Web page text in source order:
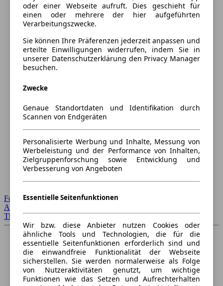
Forum Startseite
Alle Auto-Foren
Themen-Forum
oder einer Webseite aufruft. Dies geschieht für
einen oder mehrere der hier aufgeführten
Verarbeitungszwecke.
Sie können Ihre Präferenzen jederzeit anpassen und
erteilte Einwilligungen widerrufen, indem Sie in
unserer Datenschutzerklärung den Privacy Manager
besuchen.
Zwecke
Genaue Standortdaten und Identifikation durch
Scannen von Endgeräten
Personalisierte Werbung und Inhalte, Messung von
Werbeleistung und der Performance von Inhalten,
Zielgruppenforschung sowie Entwicklung und
Verbesserung von Angeboten
Essentielle Seitenfunktionen
Wir bzw. diese Anbieter nutzen Cookies oder
ähnliche Tools und Technologien, die für die
essentielle Seitenfunktionen erforderlich sind und
die einwandfreie Funktionalität der Webseite
sicherstellen. Sie werden normalerweise als Folge
von Nutzeraktivitäten genutzt, um wichtige
Funktionen wie das Setzen und Aufrechterhalten